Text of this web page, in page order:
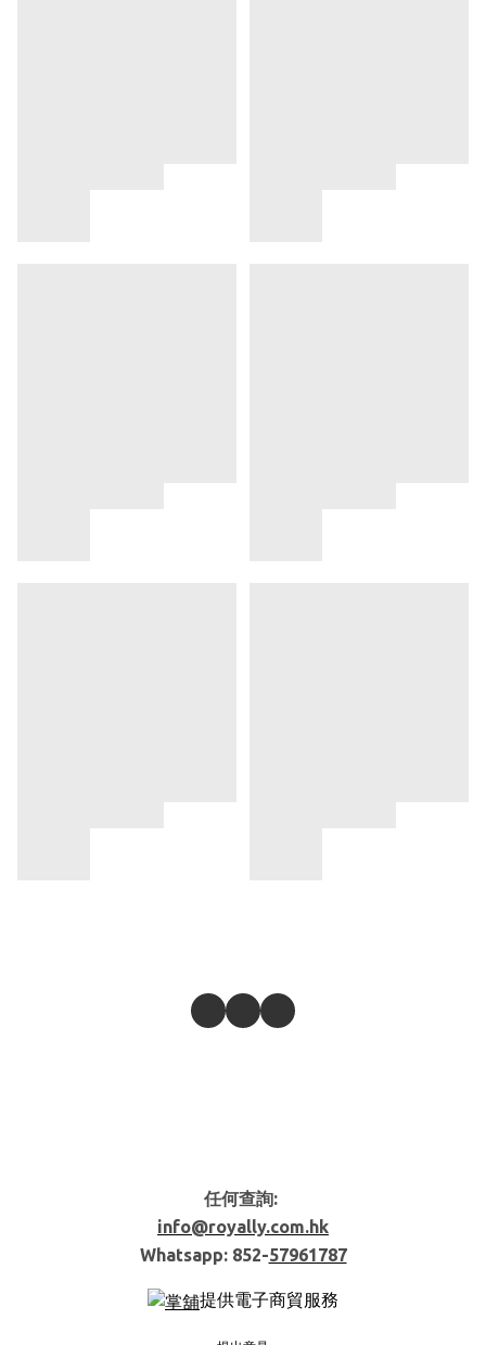
任何查詢:
info@royally.com.hk
Whatsapp: 852-57961787
提供電子商貿服務